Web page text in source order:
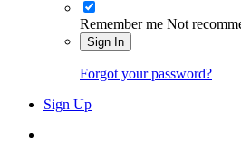
Remember me Not
Sign In
Forgot your password?
Sign Up